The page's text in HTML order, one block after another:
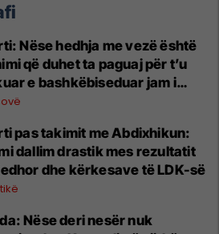
Nëse hedhja me vezë është
që duhet ta paguaj për t’u
e bashkëbiseduar jam i
ta bëj këtë
pas takimit me Abdixhikun:
dallim drastik mes rezultatit
dhe kërkesave të LDK-së
Nëse deri nesër nuk